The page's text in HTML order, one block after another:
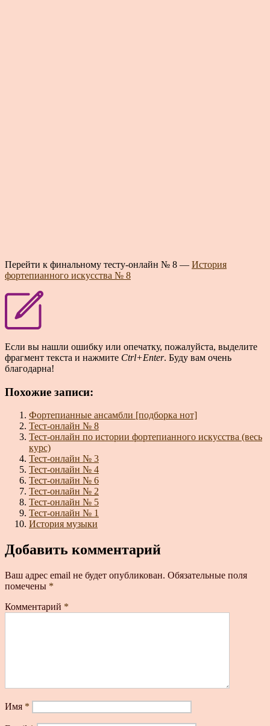
Перейти к финальному тесту-онлайн № 8 — История
фортепианного искусства № 8
Если вы нашли ошибку или опечатку, пожалуйста, выделите
фрагмент текста и нажмите Ctrl+Enter. Буду вам очень
благодарна!
Похожие записи:
Фортепианные ансамбли [подборка нот]
Тест-онлайн № 8
Тест-онлайн по истории фортепианного искусства (весь
курс)
Тест-онлайн № 3
Тест-онлайн № 4
Тест-онлайн № 6
Тест-онлайн № 2
Тест-онлайн № 5
Тест-онлайн № 1
История музыки
Добавить комментарий
Ваш адрес email не будет опубликован. Обязательные поля
помечены *
Комментарий *
Имя *